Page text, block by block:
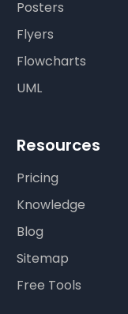
Posters
Flyers
Flowcharts
UML
Resources
Pricing
Knowledge
Blog
Sitemap
Free Tools